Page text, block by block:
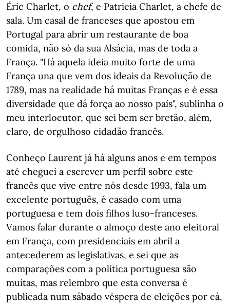
Éric Charlet, o chef, e Patricia Charlet, a chefe de
sala. Um casal de franceses que apostou em
Portugal para abrir um restaurante de boa
comida, não só da sua Alsácia, mas de toda a
França. "Há aquela ideia muito forte de uma
França una que vem dos ideais da Revolução de
1789, mas na realidade há muitas Franças e é essa
diversidade que dá força ao nosso país", sublinha o
meu interlocutor, que sei bem ser bretão, além,
claro, de orgulhoso cidadão francês.
Conheço Laurent já há alguns anos e em tempos
até cheguei a escrever um perfil sobre este
francês que vive entre nós desde 1993, fala um
excelente português, é casado com uma
portuguesa e tem dois filhos luso-franceses.
Vamos falar durante o almoço deste ano eleitoral
em França, com presidenciais em abril a
antecederem as legislativas, e sei que as
comparações com a política portuguesa são
muitas, mas relembro que esta conversa é
publicada num sábado véspera de eleições por cá,